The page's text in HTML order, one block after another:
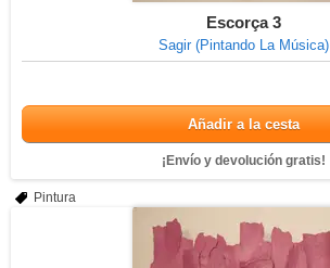
Escorça 3
Sagir (Pintando La Música)
Añadir a la cesta
¡Envío y devolución gratis!
Pintura